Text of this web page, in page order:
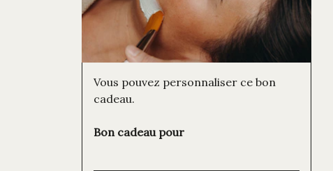
Vous pouvez personnaliser ce bon
cadeau.
Bon cadeau pour